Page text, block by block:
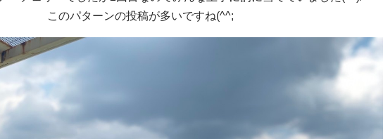
このパターンの投稿が多いですね(^^;